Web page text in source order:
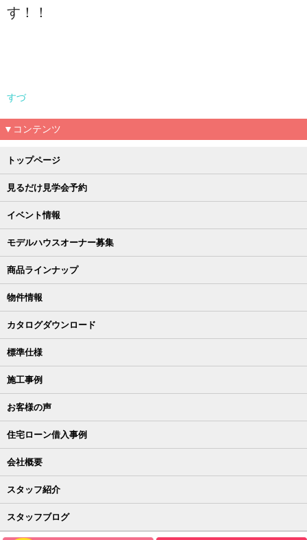
す！！
すづ
▼コンテンツ
トップページ
見るだけ見学会予約
イベント情報
モデルハウスオーナー募集
商品ラインナップ
物件情報
カタログダウンロード
標準仕様
施工事例
お客様の声
住宅ローン借入事例
会社概要
スタッフ紹介
スタッフブログ